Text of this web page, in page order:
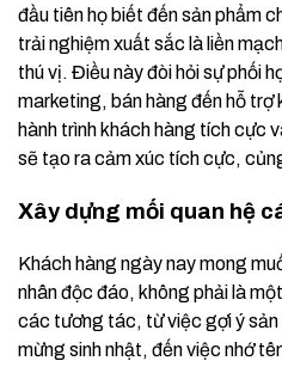
đầu tiên họ biết đến sản phẩm
trải nghiệm xuất sắc là liền
thú vị. Điều này đòi hỏi sự phối
marketing, bán hàng đến hỗ trợ
hành trình khách hàng tích cực
sẽ tạo ra cảm xúc tích cực,
Xây dựng mối quan hệ
Khách hàng ngày nay mong
nhân độc đáo, không phải là
các tương tác, từ việc gợi ý sản
mừng sinh nhật, đến việc nhớ